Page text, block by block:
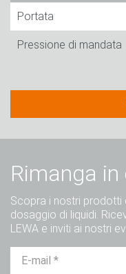
Portata
Pressione di mandata
Rimanga
Scopra i nostri prodotti
dosaggio di liquidi.
LEWA e inviti ai nostri